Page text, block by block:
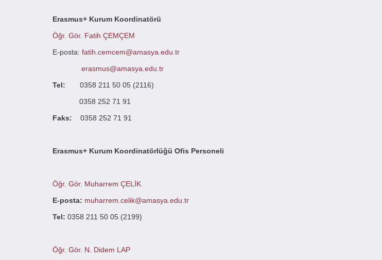
Erasmus+ Kurum Koordinatörü
Öğr. Gör. Fatih ÇEMÇEM
E-posta: fatih.cemcem@amasya.edu.tr
erasmus@amasya.edu.tr
Tel: 0358 211 50 05 (2116)
0358 252 71 91
Faks: 0358 252 71 91
Erasmus+ Kurum Koordinatörlüğü Ofis Personeli
Öğr. Gör. Muharrem ÇELİK
E-posta: muharrem.celik@amasya.edu.tr
Tel: 0358 211 50 05 (2199)
Öğr. Gör. N. Didem LAP